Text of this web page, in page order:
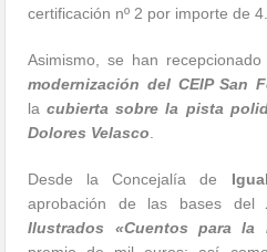
certificación nº 2 por importe de
Asimismo, se han
modernización del CEIP San
la cubierta sobre la pista
Dolores Velasco
Desde la Concejalía de
aprobación de las bases del
Ilustrados «Cuentos para la